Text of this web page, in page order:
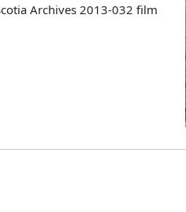
Archives 2013-032 film